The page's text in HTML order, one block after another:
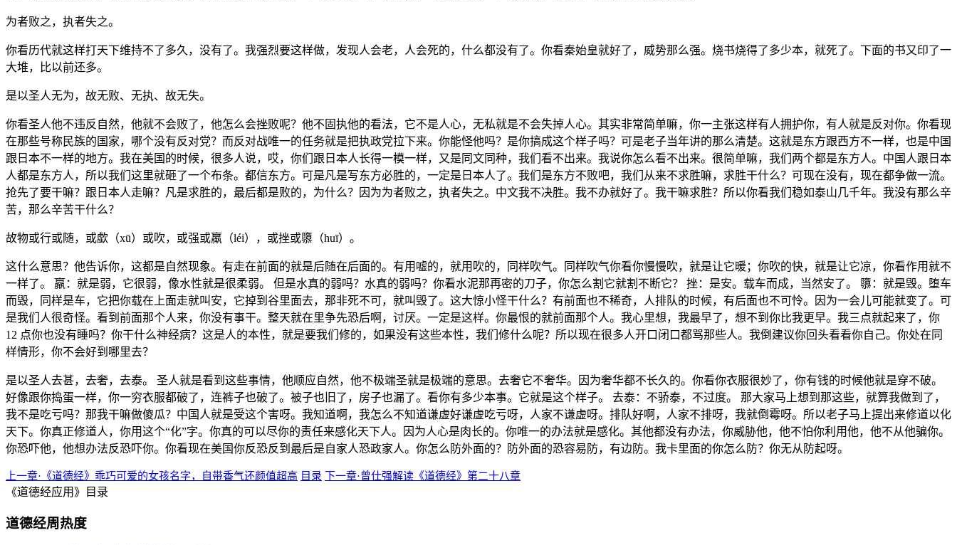
为者败之，执者失之。
你看历代就这样打天下维持不了多久，没有了。我强烈要这样做，发现人会老，人会死的，什么都没有了。你看秦始皇就好了，威势那么强。烧书烧得了多少本，就死了。下面的书又印了一
大堆，比以前还多。
是以圣人无为，故无败、无执、故无失。
你看圣人他不违反自然，他就不会败了，他怎么会挫败呢？他不固执他的看法，它不是人心，无私就是不会失掉人心。其实非常简单嘛，你一主张这样有人拥护你，有人就是反对你。你看现
在那些号称民族的国家，哪个没有反对党？而反对战唯一的任务就是把执政党拉下来。你能怪他吗？是你搞成这个样子吗？可是老子当年讲的那么清楚。这就是东方跟西方不一样，也是中国
跟日本不一样的地方。我在美国的时候，很多人说，哎，你们跟日本人长得一模一样，又是同文同种，我们看不出来。我说你怎么看不出来。很简单嘛，我们两个都是东方人。中国人跟日本
人都是东方人，所以我们这里就砸了一个布条。都信东方。可是凡是写东方必胜的，一定是日本人了。我们是东方不败吧，我们从来不求胜嘛，求胜干什么？可现在没有，现在都争做一流。
抢先了要干嘛？跟日本人走嘛？凡是求胜的，最后都是败的，为什么？因为为者败之，执者失之。中文我不决胜。我不办就好了。我干嘛求胜？所以你看我们稳如泰山几千年。我没有那么辛
苦，那么辛苦干什么？
故物或行或随，或歔（xū）或吹，或强或羸（léi），或挫或隳（huī）。
这什么意思？他告诉你，这都是自然现象。有走在前面的就是后随在后面的。有用嘘的，就用吹的，同样吹气。同样吹气你看你慢慢吹，就是让它暖；你吹的快，就是让它凉，你看作用就不
一样了。 羸：就是弱，它很弱，像水性就是很柔弱。 但是水真的弱吗？水真的弱吗？你看水泥那再密的刀子，你怎么割它就割不断它？ 挫：是安。载车而成，当然安了。 隳：就是毁。堕车
而毁，同样是车，它把你载在上面走就叫安，它掉到谷里面去，那非死不可，就叫毁了。这大惊小怪干什么？有前面也不稀奇，人排队的时候，有后面也不可怜。因为一会儿可能就变了。可
是我们人很奇怪。看到前面那个人来，你没有事干。整天就在里争先恐后啊，讨厌。一定是这样。你最恨的就前面那个人。我心里想，我最早了，想不到你比我更早。我三点就起来了，你
12 点你也没有睡吗？你干什么神经病？这是人的本性，就是要我们修的，如果没有这些本性，我们修什么呢？所以现在很多人开口闭口都骂那些人。我倒建议你回头看看你自己。你处在同
样情形，你不会好到哪里去？
是以圣人去甚，去奢，去泰。 圣人就是看到这些事情，他顺应自然，他不极端圣就是极端的意思。去奢它不奢华。因为奢华都不长久的。你看你衣服很妙了，你有钱的时候他就是穿不破。
好像跟你捣蛋一样，你一穷衣服都破了，连裤子也破了。被子也旧了，房子也漏了。看你有多少本事。它就是这个样子。 去泰：不骄泰，不过度。 那大家马上想到那这些，就算我做到了，
我不是吃亏吗？那我干嘛做傻瓜？中国人就是受这个害呀。我知道啊，我怎么不知道谦虚好谦虚吃亏呀，人家不谦虚呀。排队好啊，人家不排呀，我就倒霉呀。所以老子马上提出来修道以化
天下。你真正修道人，你用这个“化”字。你真的可以尽你的责任来感化天下人。因为人心是肉长的。你唯一的办法就是感化。其他都没有办法，你威胁他，他不怕你利用他，他不从他骗你。
你恐吓他，他想办法反恐吓你。你看现在美国你反恐反到最后是自家人恐政家人。你怎么防外面的？防外面的恐容易防，有边防。我卡里面的你怎么防？你无从防起呀。
上一章·《道德经》乖巧可爱的女孩名字，自带香气还颜值超高 目录 下一章·曾仕强解读《道德经》第二十八章
《道德经应用》目录
道德经周热度